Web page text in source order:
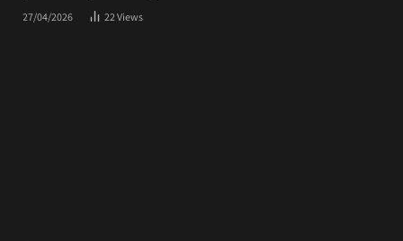
27/04/2026 22Views